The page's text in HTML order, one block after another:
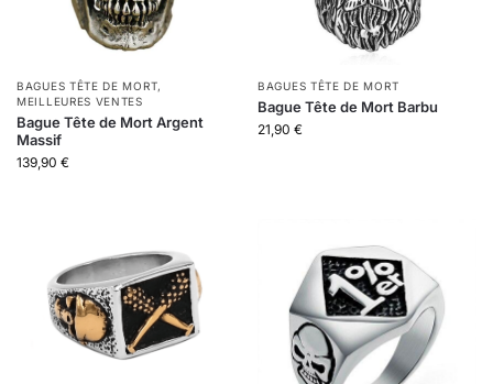
BAGUES TÊTE DE MORT,
MEILLEURES VENTES
Bague Tête de Mort Argent
Massif
139,90 €
BAGUES TÊTE DE MORT
Bague Tête de Mort Barbu
21,90 €